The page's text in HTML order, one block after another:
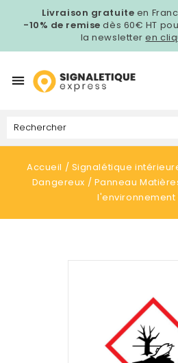
Livraison gratuite en
-10% de remise dès 60€ HT
la newsletteren

Accueil Signalétique
Dangereux
Panneau
l'environnement